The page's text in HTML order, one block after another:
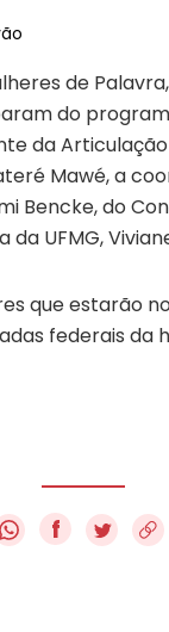
de
do
da
Mawé, a
Bencke, do
UFMG,
que estarão
federais da
f